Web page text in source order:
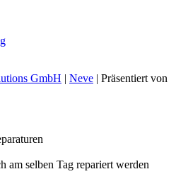
GmbH | Neve | Präsentiert von
am selben Tag repariert werden